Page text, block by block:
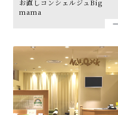
お直しコンシェルジュBig
mama